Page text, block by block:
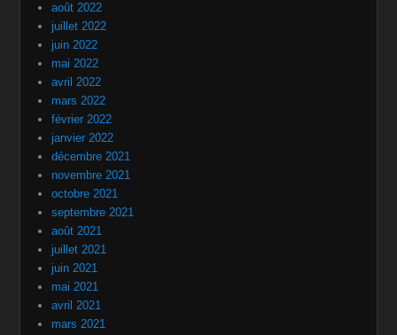
août 2022
juillet 2022
juin 2022
mai 2022
avril 2022
mars 2022
février 2022
janvier 2022
décembre 2021
novembre 2021
octobre 2021
septembre 2021
août 2021
juillet 2021
juin 2021
mai 2021
avril 2021
mars 2021